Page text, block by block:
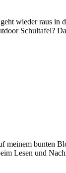
wieder raus in
Schultafel?
bunten
Lesen und